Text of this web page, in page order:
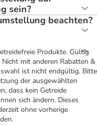
sein?
beachten?
Produkte. Gültig
mit anderen Rabatten &
ist nicht endgültig. Bitte
der ausgewählten
dass kein Getreide
sich ändern. Dieses
ohne vorherige